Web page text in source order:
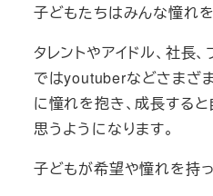
子どもたちはみんな憧れを
タレントやアイドル、社長
ではyoutuberなどさまざ
に憧れを抱き、成長する
思うようになります。
子どもが希望や憧れを持